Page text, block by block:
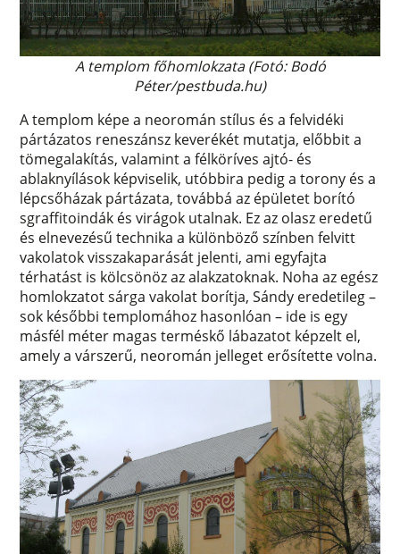
A templom főhomlokzata (Fotó: Bodó
Péter/pestbuda.hu)
A templom képe a neoromán stílus és a felvidéki
pártázatos reneszánsz keverékét mutatja, előbbit a
tömegalakítás, valamint a félköríves ajtó- és
ablaknyílások képviselik, utóbbira pedig a torony és a
lépcsőházak pártázata, továbbá az épületet borító
sgraffitoindák és virágok utalnak. Ez az olasz eredetű
és elnevezésű technika a különböző színben felvitt
vakolatok visszakaparását jelenti, ami egyfajta
térhatást is kölcsönöz az alakzatoknak. Noha az egész
homlokzatot sárga vakolat borítja, Sándy eredetileg –
sok későbbi templomához hasonlóan – ide is egy
másfél méter magas terméskő lábazatot képzelt el,
amely a várszerű, neoromán jelleget erősítette volna.